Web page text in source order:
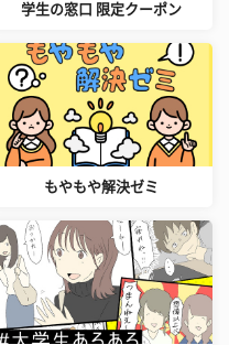
学生の窓口 限定クーポン
もやもや解決ゼミ